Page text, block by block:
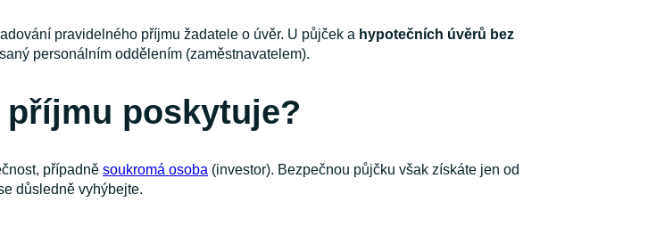
pravidelného příjmu žadatele o úvěr. U půjček a hypotečních úvěrů bez
personálním oddělením (zaměstnavatelem).
poskytuje?
případně soukromá osoba (investor). Bezpečnou půjčku však získáte jen od
důsledně vyhýbejte.